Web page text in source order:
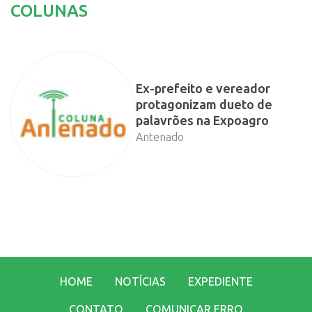
COLUNAS
Ex-prefeito e vereador
protagonizam dueto de
palavrões na Expoagro
Antenado
HOME NOTÍCIAS EXPEDIENTE